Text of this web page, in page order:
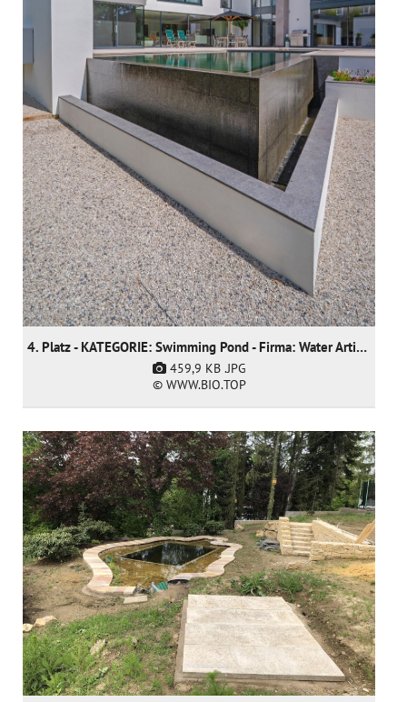
4. Platz - KATEGORIE: Swimming Pond - Firma: Water Artisans
459,9 KB .JPG
© WWW.BIO.TOP